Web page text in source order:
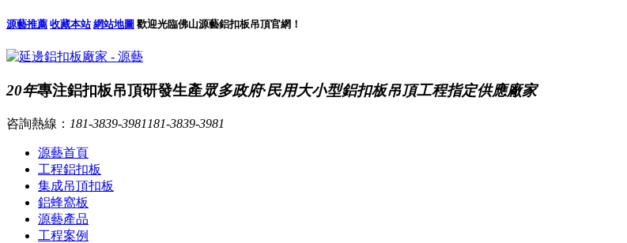
源藝推薦 收藏本站 網站地圖 歡迎光臨佛山源藝鋁扣板吊頂官網！
20年專注鋁扣板吊頂研發生產眾多政府·民用大小型鋁扣板吊頂工程指定供應廠家
咨詢熱線： 181-3839-3981 181-3839-3981
源藝首頁
工程鋁扣板
集成吊頂扣板
鋁蜂窩板
源藝產品
工程案例